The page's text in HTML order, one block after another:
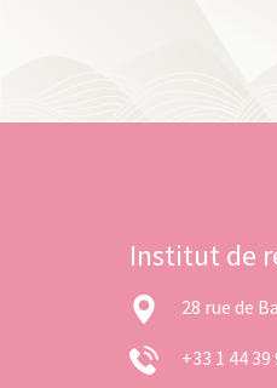
Institut de
28 rue de
+33 1 44 39